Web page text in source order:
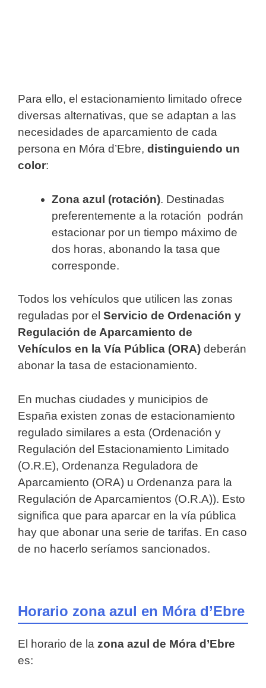
Para ello, el estacionamiento limitado ofrece
diversas alternativas, que se adaptan a las
necesidades de aparcamiento de cada
persona en Móra d’Ebre, distinguiendo un
color:
Zona azul (rotación). Destinadas
preferentemente a la rotación podrán
estacionar por un tiempo máximo de
dos horas, abonando la tasa que
corresponde.
Todos los vehículos que utilicen las zonas
reguladas por el Servicio de Ordenación y
Regulación de Aparcamiento de
Vehículos en la Vía Pública (ORA) deberán
abonar la tasa de estacionamiento.
En muchas ciudades y municipios de
España existen zonas de estacionamiento
regulado similares a esta (Ordenación y
Regulación del Estacionamiento Limitado
(O.R.E), Ordenanza Reguladora de
Aparcamiento (ORA) u Ordenanza para la
Regulación de Aparcamientos (O.R.A)). Esto
significa que para aparcar en la vía pública
hay que abonar una serie de tarifas. En caso
de no hacerlo seríamos sancionados.
Horario zona azul en Móra d’Ebre
El horario de la zona azul de Móra d’Ebre
es: